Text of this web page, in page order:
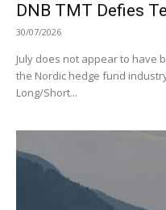
DNB TMT Defies
30/07/2026
July does not appear to have
the Nordic hedge fund
Long/Short...